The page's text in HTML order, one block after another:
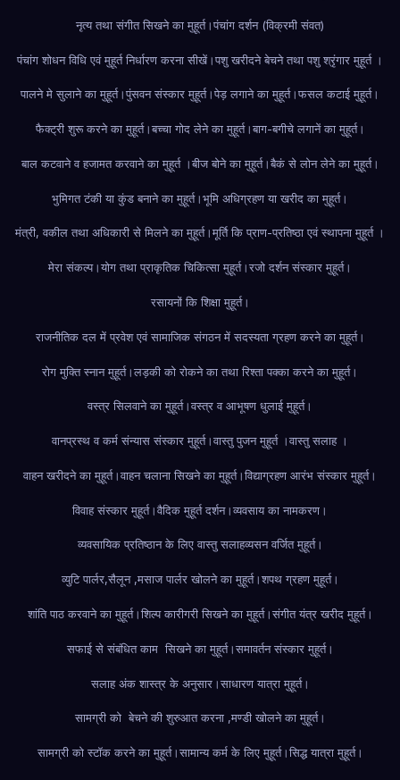
नृत्य तथा संगीत सिखने का मुहूर्त।पंचांग दर्शन (विक्रमी संवत)
पंचांग शोधन विधि एवं मुहूर्त निर्धारण करना सीखें।पशु खरीदने बेचने तथा पशु श्रृंगार मुहूर्त ।
पालने मे सुलाने का मुहूर्त।पुंसवन संस्कार मुहूर्त।पेड़ लगाने का मुहूर्त।फसल कटाई मुहूर्त।
फैक्ट्री शुरू करने का मुहूर्त।बच्चा गोद लेने का मुहूर्त।बाग-बगीचे लगानें का मुहूर्त।
बाल कटवाने व हजामत करवाने का मुहूर्त ।बीज बोने का मुहूर्त।बैकं से लोन लेने का मुहूर्त।
भुमिगत टंकी या कुंड बनाने का मुहूर्त।भूमि अधिग्रहण या खरीद का मुहूर्त।
मंत्री, वकील तथा अधिकारी से मिलने का मुहूर्त।मूर्ति कि प्राण-प्रतिष्ठा एवं स्थापना मुहूर्त ।
मेरा संकल्प।योग तथा प्राकृतिक चिकित्सा मुहूर्त।रजो दर्शन संस्कार मुहूर्त।
रसायनों कि शिक्षा मुहूर्त।
राजनीतिक दल में प्रवेश एवं सामाजिक संगठन में सदस्यता ग्रहण करने का मुहूर्त।
रोग मुक्ति स्नान मुहूर्त।लड़की को रोकने का तथा रिश्ता पक्का करने का मुहूर्त।
वस्त्र सिलवाने का मुहूर्त।वस्त्र व आभूषण धुलाई मुहूर्त।
वानप्रस्थ व कर्म संन्यास संस्कार मुहूर्त।वास्तु पुजन मुहूर्त ।वास्तु सलाह ।
वाहन खरीदने का मुहूर्त।वाहन चलाना सिखने का मुहूर्त।विद्याग्रहण आरंभ संस्कार मुहूर्त।
विवाह संस्कार मुहूर्त।वैदिक मुहूर्त दर्शन।व्यवसाय का नामकरण।
व्यवसायिक प्रतिष्ठान के लिए वास्तु सलाहव्यसन वर्जित मुहूर्त।
व्युटि पार्लर,सैलून ,मसाज पार्लर खोलने का मुहूर्त।शपथ ग्रहण मुहूर्त।
शांति पाठ करवाने का मुहूर्त।शिल्प कारीगरी सिखने का मुहूर्त।संगीत यंत्र खरीद मुहूर्त।
सफाई से संबंधित काम सिखने का मुहूर्त।समावर्तन संस्कार मुहूर्त।
सलाह अंक शास्त्र के अनुसार।साधारण यात्रा मुहूर्त।
सामग्री को बेचने की शुरुआत करना ,मण्डी खोलने का मुहूर्त।
सामग्री को स्टॉक करने का मुहूर्त।सामान्य कर्म के लिए मुहूर्त।सिद्ध यात्रा मुहूर्त।